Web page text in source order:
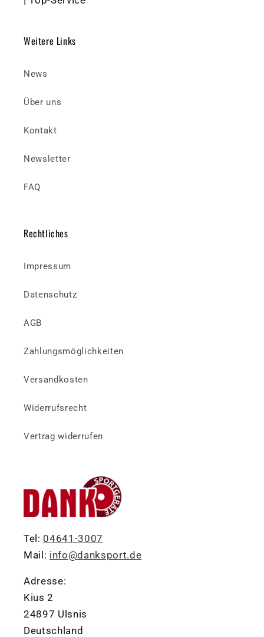
Weitere Links
News
Über uns
Kontakt
Newsletter
FAQ
Rechtliches
Impressum
Datenschutz
AGB
Zahlungsmöglichkeiten
Versandkosten
Widerrufsrecht
Vertrag widerrufen
Tel: 04641-3007
Mail: info@danksport.de
Adresse:
Kius 2
24897 Ulsnis
Deutschland